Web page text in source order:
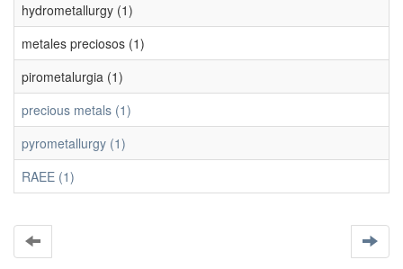
hydrometallurgy (1)
metales preciosos (1)
pirometalurgia (1)
precious metals (1)
pyrometallurgy (1)
RAEE (1)